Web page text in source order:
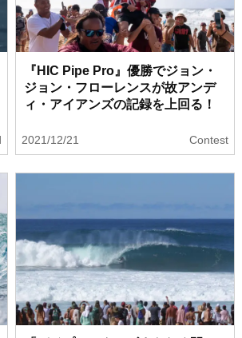
『HIC Pipe Pro』優勝でジョン・
ジョン・フローレンスが故アンデ
ィ・アイアンズの記録を上回る！
2021/12/21 Contest